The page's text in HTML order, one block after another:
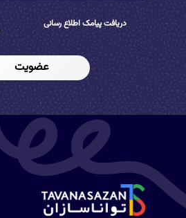
دریافت پیامک اطلاع رسانی
عضویت